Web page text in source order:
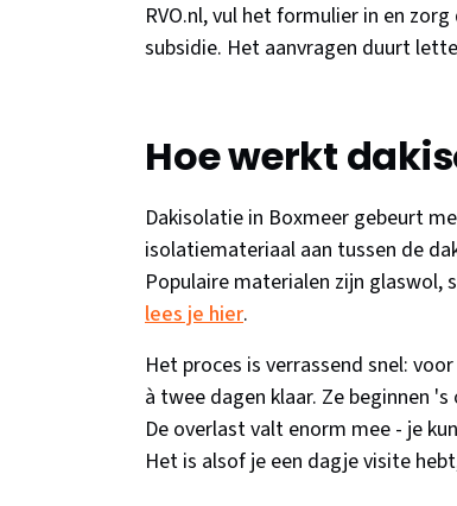
RVO.nl, vul het formulier in en
subsidie. Het aanvragen duurt
Hoe werkt
Dakisolatie in Boxmeer gebeurt
isolatiemateriaal aan tussen de
Populaire materialen zijn glaswol,
lees je hier.
Het proces is verrassend snel:
à twee dagen klaar. Ze beginnen
De overlast valt enorm mee - je
Het is alsof je een dagje visite